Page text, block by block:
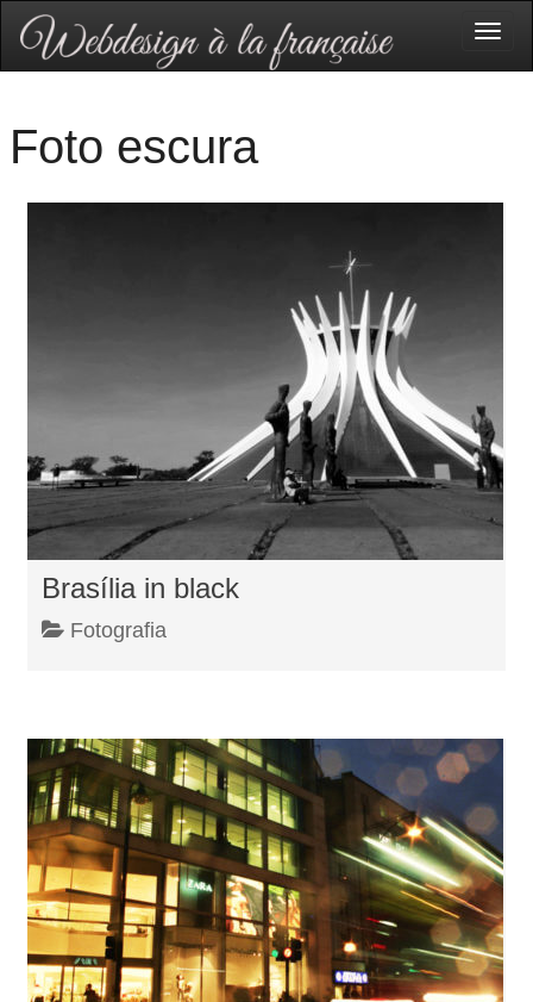
Foto escura
Brasília in black
Fotografia